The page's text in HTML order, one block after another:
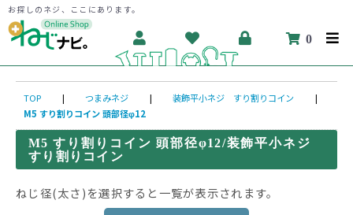
お探しのネジ、ここにあります。
0
TOP | つまみネジ | 装飾平小ネジ すり割りコイン
|
M5 すり割りコイン 頭部径φ12
M5 すり割りコイン 頭部径φ12/装飾平小ネジ
すり割りコイン
ねじ径(太さ)を選択すると一覧が表示されます。